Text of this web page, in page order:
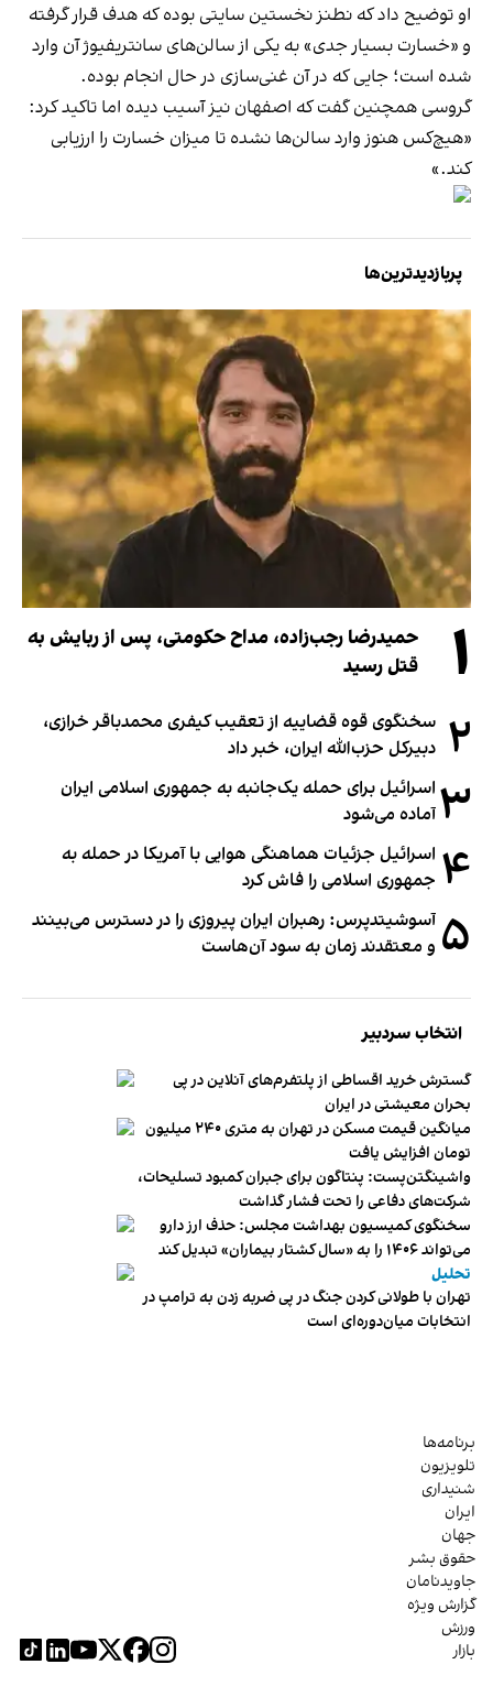
او توضیح داد که نطنز نخستین سایتی بوده که هدف قرار گرفته
و «خسارت بسیار جدی» به یکی از سالن‌های سانتریفیوژ آن وارد
شده است؛ جایی که در آن غنی‌سازی در حال انجام بوده.
گروسی همچنین گفت که اصفهان نیز آسیب دیده اما تاکید کرد:
«هیچ‌کس هنوز وارد سالن‌ها نشده تا میزان خسارت را ارزیابی
کند.»
پربازدیدترین‌ها
۱
حمیدرضا رجب‌زاده، مداح حکومتی، پس از ربایش به
قتل رسید
۲ سخنگوی قوه قضاییه از تعقیب کیفری محمدباقر خرازی،
دبیر‌کل حزب‌الله ایران، خبر داد
۳ اسرائیل برای حمله یک‌جانبه به جمهوری اسلامی ایران
آماده می‌شود
۴ اسرائیل جزئیات هماهنگی هوایی با آمریکا در حمله به
جمهوری اسلامی را فاش کرد
۵ آسوشیتدپرس: رهبران ایران پیروزی را در دسترس می‌بینند
و معتقدند زمان به سود آن‌هاست
انتخاب سردبیر
گسترش خرید اقساطی از پلتفرم‌های آنلاین در پی
بحران معیشتی در ایران
میانگین قیمت مسکن در تهران به متری ۲۴۰ میلیون
تومان افزایش یافت
واشینگتن‌پست: پنتاگون برای جبران کمبود تسلیحات،
شرکت‌های دفاعی را تحت فشار گذاشت
سخنگوی کمیسیون بهداشت مجلس: حذف ارز دارو
می‌تواند ۱۴۰۶ را به «سال کشتار بیماران» تبدیل کند
تحلیل
تهران با طولانی کردن جنگ در پی ضربه زدن به ترامپ در
انتخابات میان‌دوره‌ای است
برنامه‌ها
تلویزیون
شنیداری
ایران
جهان
حقوق بشر
جاویدنامان
گزارش ویژه
ورزش
بازار